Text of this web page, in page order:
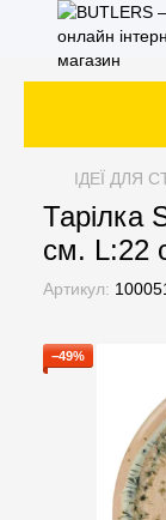
ІДЕЇ ДЛЯ
Тарілка
см. L:22
Артикул:
−49%